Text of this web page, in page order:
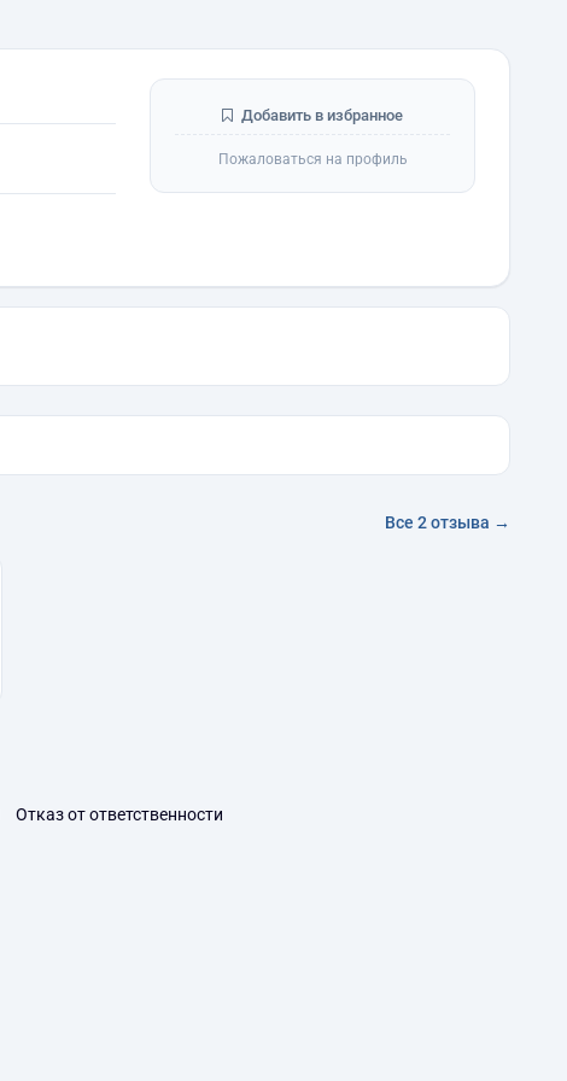
Добавить в избранное
Пожаловаться на профиль
Все 2 отзыва →
Отказ от ответственности